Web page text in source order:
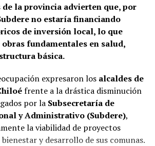
de la provincia advierten que, por
no estaría financiando
de inversión local, lo que
fundamentales en salud,
básica.
expresaron los alcaldes de
frente a la drástica disminución
por la Subsecretaría de
y Administrativo (Subdere),
la viabilidad de proyectos
y desarrollo de sus comunas.